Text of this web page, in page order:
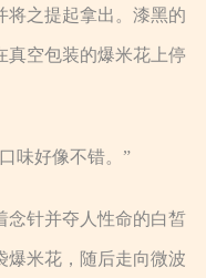
将之提起拿出。漆黑的
真空包装的爆米花上停
味好像不错。”
念针并夺人性命的白皙
爆米花，随后走向微波